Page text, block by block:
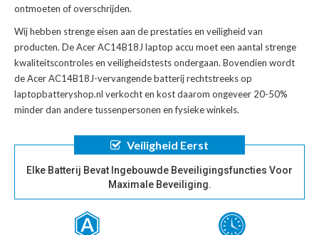
ontmoeten of overschrijden.
Wij hebben strenge eisen aan de prestaties en veiligheid van
producten. DeAcer AC14B18J laptop accu moet een aantal strenge
kwaliteitscontroles en veiligheidstests ondergaan. Bovendien wordt
deAcer AC14B18J-vervangende batterijrechtstreeks op
laptopbatteryshop.nl verkocht en kost daarom ongeveer 20-50%
minder dan andere tussenpersonen en fysieke winkels.
Veiligheid Eerst
Elke Batterij Bevat Ingebouwde Beveiligingsfuncties Voor
Maximale Beveiliging.